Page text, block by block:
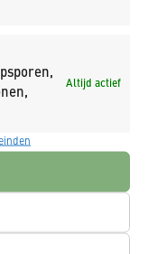
Altijd actief
onze bewoners die
ik vaker mee
gestaag,
lopen.
wijst hij aan.
straks de drie
kunnen bewegen,